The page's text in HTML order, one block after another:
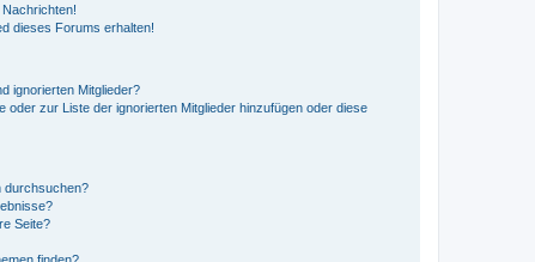
dieses Forums erhalten!
ignorierten Mitglieder?
oder zur Liste der ignorierten Mitglieder hinzufügen oder diese
durchsuchen?
Seite?
finden?